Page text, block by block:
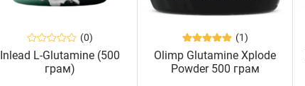
(0)
Inlead L-Glutamine (500
грам)
(1)
Olimp Glutamine Xplode
Powder 500 грам